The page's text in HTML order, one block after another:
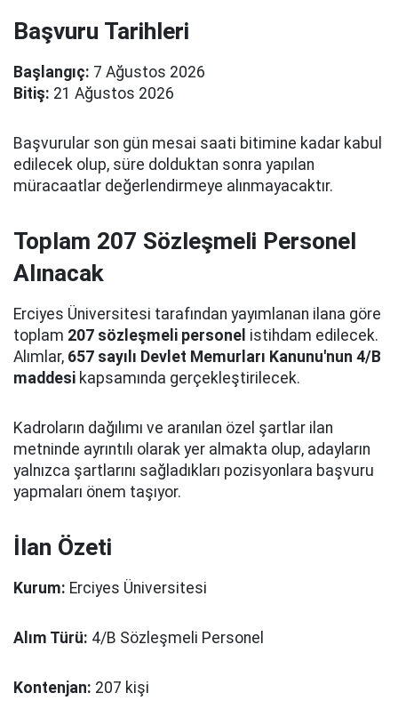
Başvuru Tarihleri
Başlangıç: 7 Ağustos 2026
Bitiş: 21 Ağustos 2026
Başvurular son gün mesai saati bitimine kadar kabul
edilecek olup, süre dolduktan sonra yapılan
müracaatlar değerlendirmeye alınmayacaktır.
Toplam 207 Sözleşmeli Personel
Alınacak
Erciyes Üniversitesi tarafından yayımlanan ilana göre
toplam 207 sözleşmeli personel istihdam edilecek.
Alımlar, 657 sayılı Devlet Memurları Kanunu'nun 4/B
maddesi kapsamında gerçekleştirilecek.
Kadroların dağılımı ve aranılan özel şartlar ilan
metninde ayrıntılı olarak yer almakta olup, adayların
yalnızca şartlarını sağladıkları pozisyonlara başvuru
yapmaları önem taşıyor.
İlan Özeti
Kurum: Erciyes Üniversitesi
Alım Türü: 4/B Sözleşmeli Personel
Kontenjan: 207 kişi